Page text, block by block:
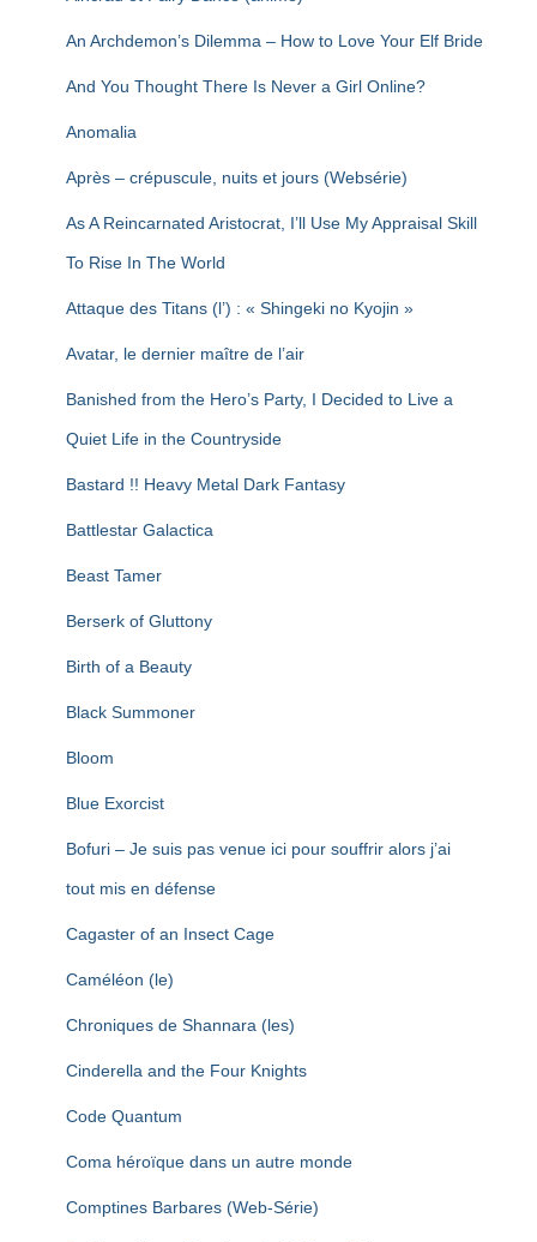
An Archdemon’s Dilemma – How to Love Your Elf Bride
And You Thought There Is Never a Girl Online?
Anomalia
Après – crépuscule, nuits et jours (Websérie)
As A Reincarnated Aristocrat, I’ll Use My Appraisal Skill
To Rise In The World
Attaque des Titans (l’) : « Shingeki no Kyojin »
Avatar, le dernier maître de l’air
Banished from the Hero’s Party, I Decided to Live a
Quiet Life in the Countryside
Bastard !! Heavy Metal Dark Fantasy
Battlestar Galactica
Beast Tamer
Berserk of Gluttony
Birth of a Beauty
Black Summoner
Bloom
Blue Exorcist
Bofuri – Je suis pas venue ici pour souffrir alors j’ai
tout mis en défense
Cagaster of an Insect Cage
Caméléon (le)
Chroniques de Shannara (les)
Cinderella and the Four Knights
Code Quantum
Coma héroïque dans un autre monde
Comptines Barbares (Web-Série)